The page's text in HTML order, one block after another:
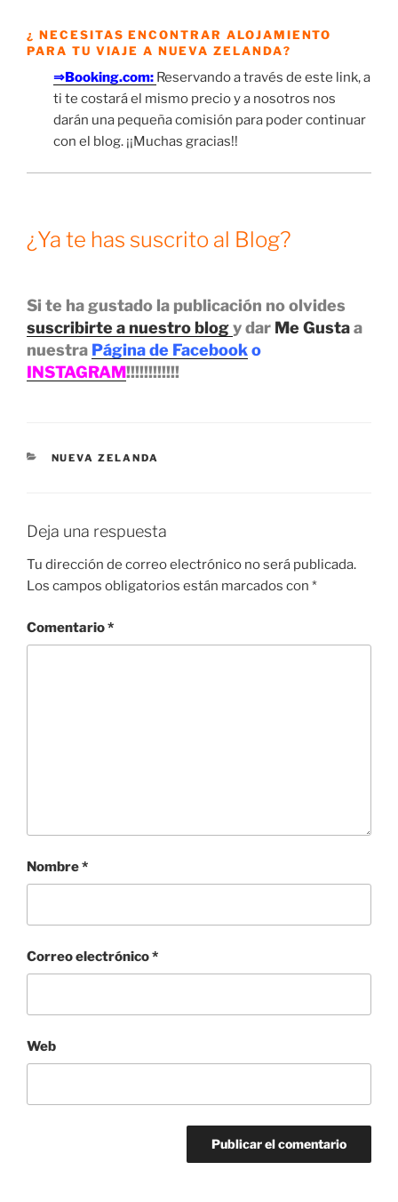
¿ NECESITAS ENCONTRAR ALOJAMIENTO
PARA TU VIAJE A NUEVA ZELANDA?
⇒Booking.com: Reservando a través de este link, a
ti te costará el mismo precio y a nosotros nos
darán una pequeña comisión para poder continuar
con el blog. ¡¡Muchas gracias!!
¿Ya te has suscrito al Blog?
Si te ha gustado la publicación no olvides
suscribirte a nuestro blogy dar Me Gustaa
nuestra Página de Facebooko
INSTAGRAM!!!!!!!!!!!!
CATEGORÍAS
NUEVA ZELANDA
Deja una respuesta
Tu dirección de correo electrónico no será publicada.
Los campos obligatorios están marcados con *
Comentario*
Nombre*
Correo electrónico*
Web